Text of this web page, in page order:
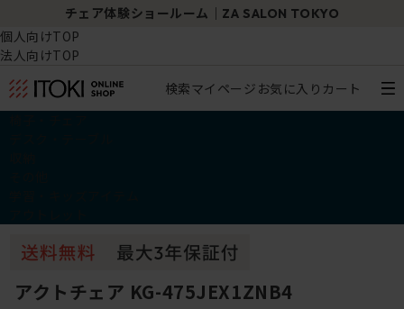
チェア体験ショールーム｜ZA SALON TOKYO
個人向けTOP
法人向けTOP
検索マイページ お気に入り カート
アクトチェア KG-475JEX1ZNB4